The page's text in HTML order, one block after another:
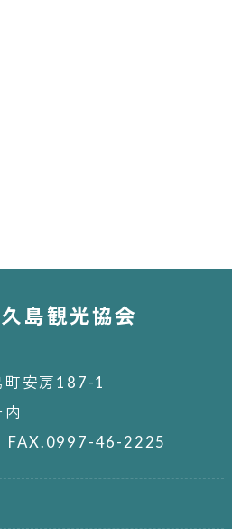
島観光協会
町安房187-1
46-2225